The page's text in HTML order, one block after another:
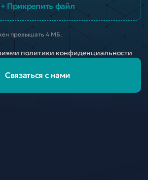
+ Прикрепить файл
превышать 4 МБ.
политики конфиденциальности
Связаться с нами